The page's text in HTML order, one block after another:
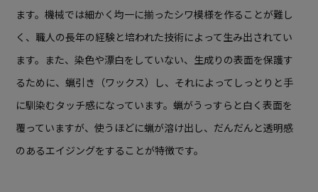
ます。機械では細かく均一に揃ったシワ模様を作ることが難し
く、職人の長年の経験と培われた技術によって生み出されてい
ます。また、染色や漂白をしていない、生成りの表面を保護す
るために、蝋引き（ワックス）し、それによってしっとりと手
に馴染むタッチ感になっています。蝋がうっすらと白く表面を
覆っていますが、使うほどに蝋が溶け出し、だんだんと透明感
のあるエイジングをすることが特徴です。